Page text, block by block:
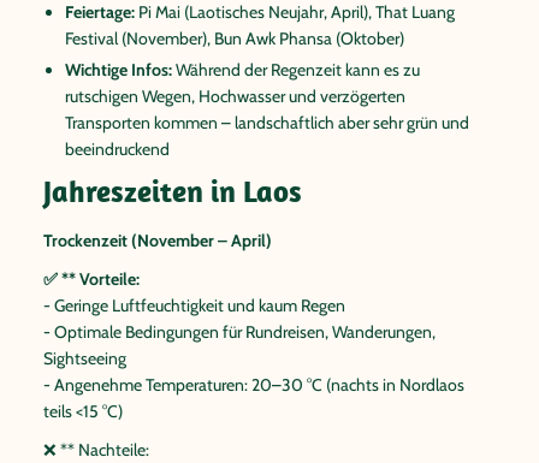
Feiertage: Pi Mai (Laotisches Neujahr, April), That Luang
Festival (November), Bun Awk Phansa (Oktober)
Wichtige Infos:Während der Regenzeit kann es zu
rutschigen Wegen, Hochwasser und verzögerten
Transporten kommen – landschaftlich aber sehr grün und
beeindruckend
Jahreszeiten in Laos
Trockenzeit (November – April)
✅ ** Vorteile:
- Geringe Luftfeuchtigkeit und kaum Regen
- Optimale Bedingungen für Rundreisen, Wanderungen,
Sightseeing
- Angenehme Temperaturen: 20–30 °C (nachts in Nordlaos
teils <15 °C)
❌ ** Nachteile: